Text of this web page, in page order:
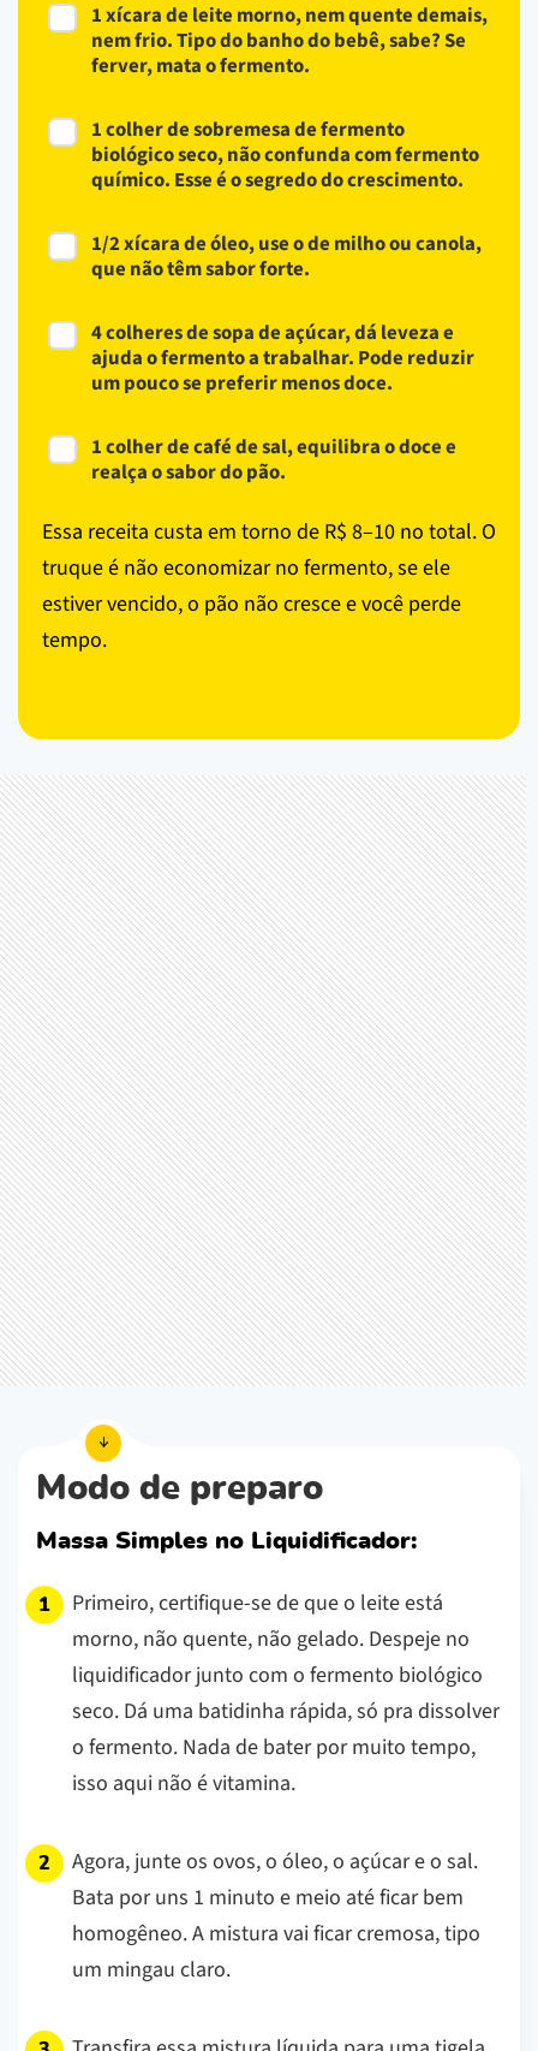
1 xícara de leite morno, nem quente demais,
nem frio. Tipo do banho do bebê, sabe? Se
ferver, mata o fermento.
1 colher de sobremesa de fermento
biológico seco, não confunda com fermento
químico. Esse é o segredo do crescimento.
1/2 xícara de óleo, use o de milho ou canola,
que não têm sabor forte.
4 colheres de sopa de açúcar, dá leveza e
ajuda o fermento a trabalhar. Pode reduzir
um pouco se preferir menos doce.
1 colher de café de sal, equilibra o doce e
realça o sabor do pão.
Essa receita custa em torno de R$ 8–10 no total. O
truque é não economizar no fermento, se ele
estiver vencido, o pão não cresce e você perde
tempo.
Modo de preparo
Massa Simples no Liquidificador:
Primeiro, certifique-se de que o leite está
morno, não quente, não gelado. Despeje no
liquidificador junto com o fermento biológico
seco. Dá uma batidinha rápida, só pra dissolver
o fermento. Nada de bater por muito tempo,
isso aqui não é vitamina.
Agora, junte os ovos, o óleo, o açúcar e o sal.
Bata por uns 1 minuto e meio até ficar bem
homogêneo. A mistura vai ficar cremosa, tipo
um mingau claro.